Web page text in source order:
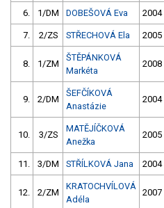
6. 1/DM DOBEŠOVÁ Eva 2004
7. 2/ZS STŘECHOVÁ Ela 2005
8. 1/ZM
ŠTĚPÁNKOVÁ
Markéta
2008
9. 2/DM
ŠEFČÍKOVÁ
Anastázie
2004
10. 3/ZS
MATĚJÍČKOVÁ
Anežka
2005
11. 3/DM STŘÍLKOVÁ Jana 2004
12. 2/ZM
KRATOCHVÍLOVÁ
Adéla
2007